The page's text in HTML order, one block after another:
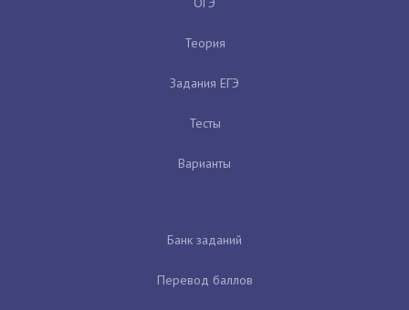
Теория
Задания ЕГЭ
Тесты
Варианты
Банк заданий
Перевод баллов